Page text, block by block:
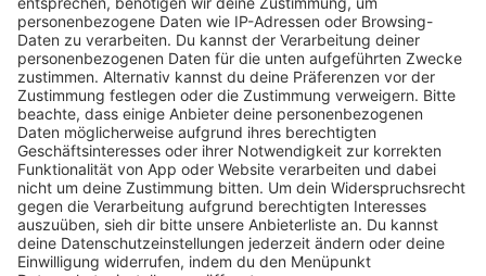
MEHR LESEN
HOME
MUSIK